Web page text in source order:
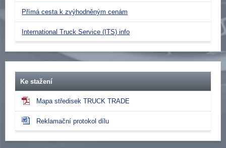
Přímá cesta k zvýhodněným cenám
International Truck Service (ITS) info
Ke stažení
Mapa středisek TRUCK TRADE
Reklamační protokol dílu